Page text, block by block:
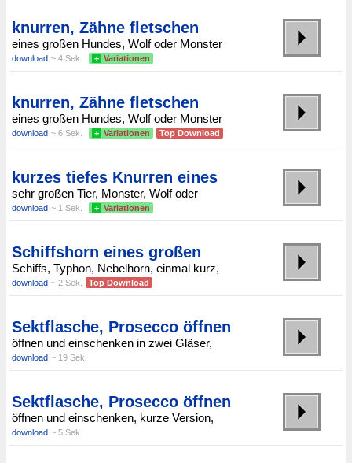
knurren, Zähne fletschen
eines großen Hundes, Wolf oder Monster
download ~ 4 Sek. + Variationen
knurren, Zähne fletschen
eines großen Hundes, Wolf oder Monster
download ~ 6 Sek. + Variationen Top Download
kurzes tiefes Knurren eines
sehr großen Tier, Monster, Wolf oder
download ~ 1 Sek. + Variationen
Schiffshorn eines großen
Schiffs, Typhon, Nebelhorn, einmal kurz,
download ~ 2 Sek. Top Download
Sektflasche, Prosecco öffnen
öffnen und einschenken in zwei Gläser,
download ~ 19 Sek.
Sektflasche, Prosecco öffnen
öffnen und einschenken, kurze Version,
download ~ 5 Sek.